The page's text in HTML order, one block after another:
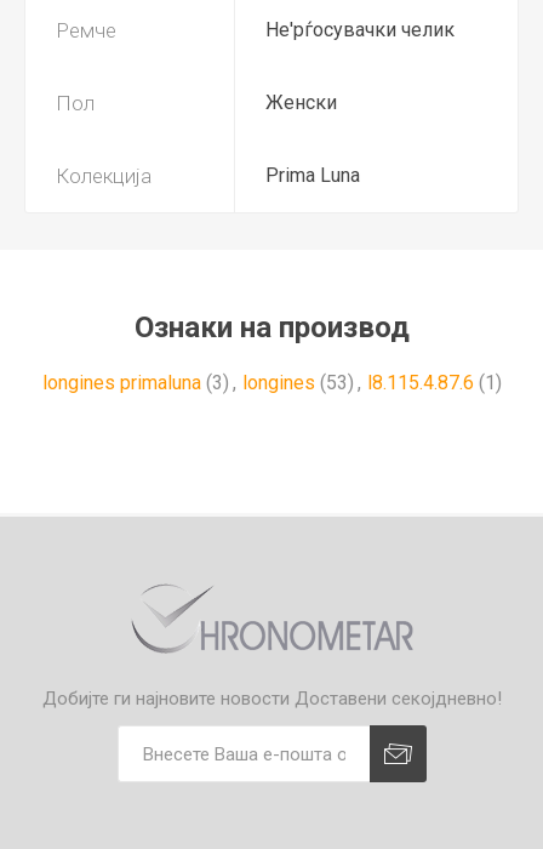
Ремче Не'рѓосувачки челик
Пол Женски
Колекција Prima Luna
Ознаки на производ
longines primaluna (3) , longines (53) , l8.115.4.87.6 (1)
Добијте ги најновите новости Доставени секојдневно!